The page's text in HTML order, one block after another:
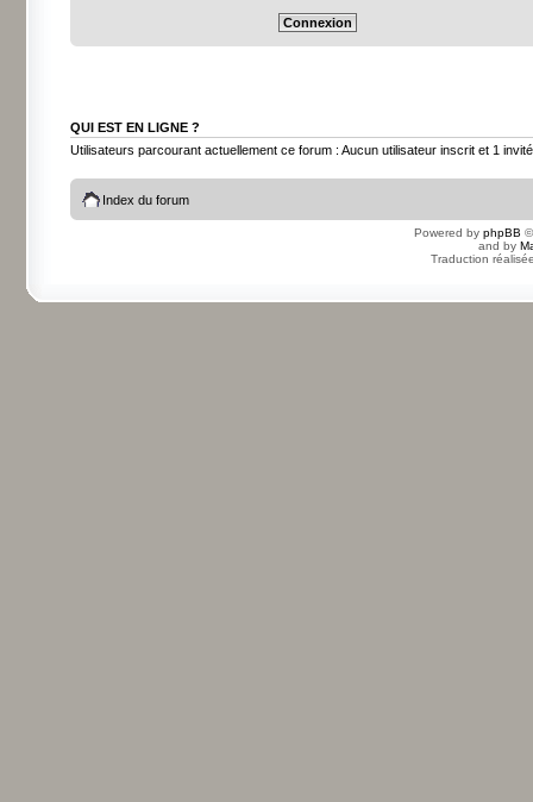
QUI EST EN LIGNE ?
Utilisateurs parcourant actuellement ce forum : Aucun utilisateur inscrit et 1 invité
Index du forum
Powered by phpBB
and by
Traduction